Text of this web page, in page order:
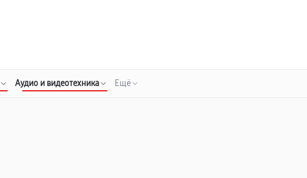
Аудио и видеотехника Ещё